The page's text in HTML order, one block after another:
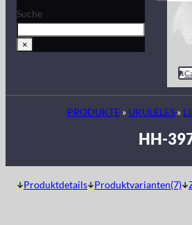
Suche
×
PRODUKTE » UKULELES »
HH-
Produktdetails Produktvarianten(7)